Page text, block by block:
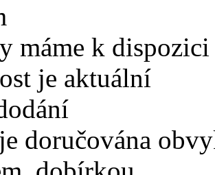
máme k
je aktuální
doručována